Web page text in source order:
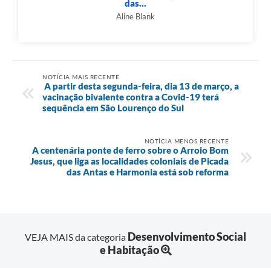
das...
Aline Blank
NOTÍCIA MAIS RECENTE
A partir desta segunda-feira, dia 13 de março, a
vacinação bivalente contra a Covid-19 terá
sequência em São Lourenço do Sul
NOTÍCIA MENOS RECENTE
A centenária ponte de ferro sobre o Arroio Bom
Jesus, que liga as localidades coloniais de Picada
das Antas e Harmonia está sob reforma
VEJA MAIS da categoria Desenvolvimento Social
e Habitação